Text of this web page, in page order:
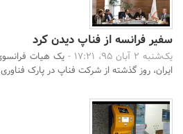
سفیر فرانسه از فناپ دیدن کرد
یک‌شنبه 2 آبان 95، 17:21 -
یک هیات
ایران، روز گذشته از شرکت فناپ در پارک